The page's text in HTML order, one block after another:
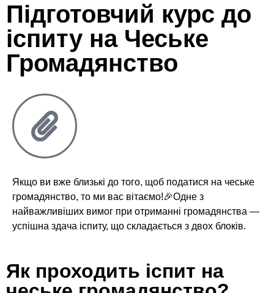
Підготовчий курс до
іспиту на Чеське
Громадянство
Якщо ви вже близькі до того, щоб податися на чеське
громадянство, то ми вас вітаємо!🎉Одне з
найважливіших вимог при отриманні громадянства —
успішна здача іспиту, що складається з двох блоків.
Як проходить іспит на